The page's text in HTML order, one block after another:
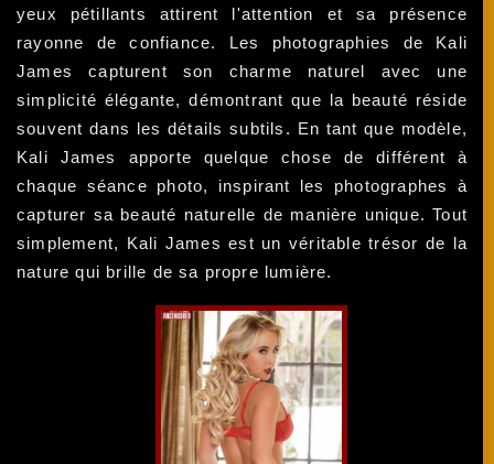
yeux pétillants attirent l'attention et sa présence
rayonne de confiance. Les photographies de Kali
James capturent son charme naturel avec une
simplicité élégante, démontrant que la beauté réside
souvent dans les détails subtils. En tant que modèle,
Kali James apporte quelque chose de différent à
chaque séance photo, inspirant les photographes à
capturer sa beauté naturelle de manière unique. Tout
simplement, Kali James est un véritable trésor de la
nature qui brille de sa propre lumière.